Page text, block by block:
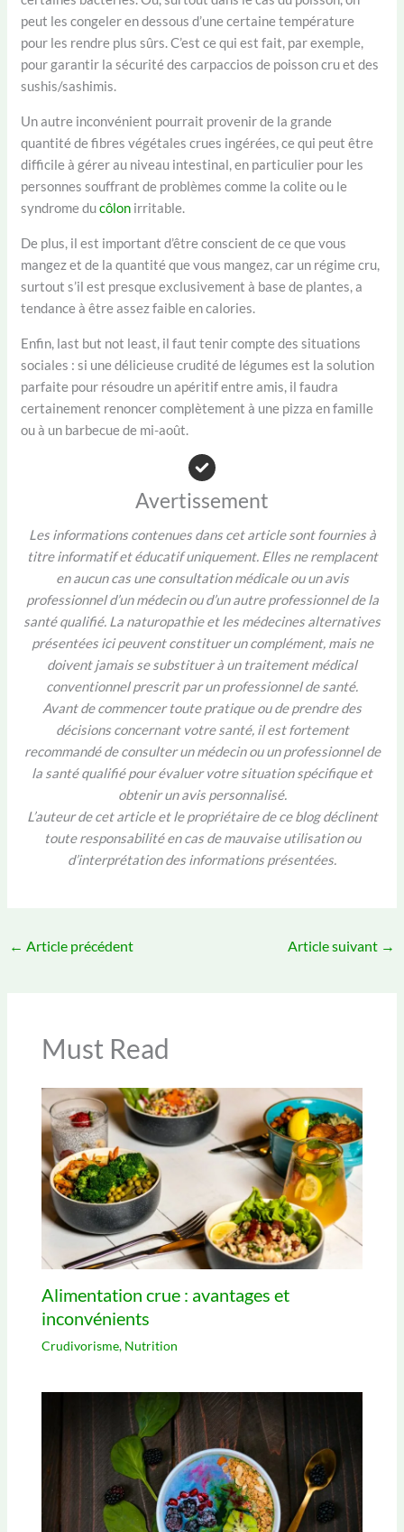
peut les congeler en dessous d’une certaine température
pour les rendre plus sûrs. C’est ce qui est fait, par exemple,
pour garantir la sécurité des carpaccios de poisson cru et des
sushis/sashimis.
Un autre inconvénient pourrait provenir de la grande
quantité de fibres végétales crues ingérées, ce qui peut être
difficile à gérer au niveau intestinal, en particulier pour les
personnes souffrant de problèmes comme la colite ou le
syndrome ducôlon irritable.
De plus, il est important d’être conscient de ce que vous
mangez et de la quantité que vous mangez, car un régime cru,
surtout s’il est presque exclusivement à base de plantes, a
tendance à être assez faible en calories.
Enfin, last but not least, il faut tenir compte des situations
sociales : si une délicieuse crudité de légumes est la solution
parfaite pour résoudre un apéritif entre amis, il faudra
certainement renoncer complètement à une pizza en famille
ou à un barbecue de mi-août.
Avertissement
Les informations contenues dans cet article sont fournies à
titre informatif et éducatif uniquement. Elles ne remplacent
en aucun cas une consultation médicale ou un avis
professionnel d’un médecin ou d’un autre professionnel de la
santé qualifié. La naturopathie et les médecines alternatives
présentées ici peuvent constituer un complément, mais ne
doivent jamais se substituer à un traitement médical
conventionnel prescrit par un professionnel de santé.
Avant de commencer toute pratique ou de prendre des
décisions concernant votre santé, il est fortement
recommandé de consulter un médecin ou un professionnel de
la santé qualifié pour évaluer votre situation spécifique et
obtenir un avis personnalisé.
L’auteur de cet article et le propriétaire de ce blog déclinent
toute responsabilité en cas de mauvaise utilisation ou
d’interprétation des informations présentées.
← Article précédent Article suivant →
Must Read
Alimentation crue : avantages et
inconvénients
Crudivorisme, Nutrition